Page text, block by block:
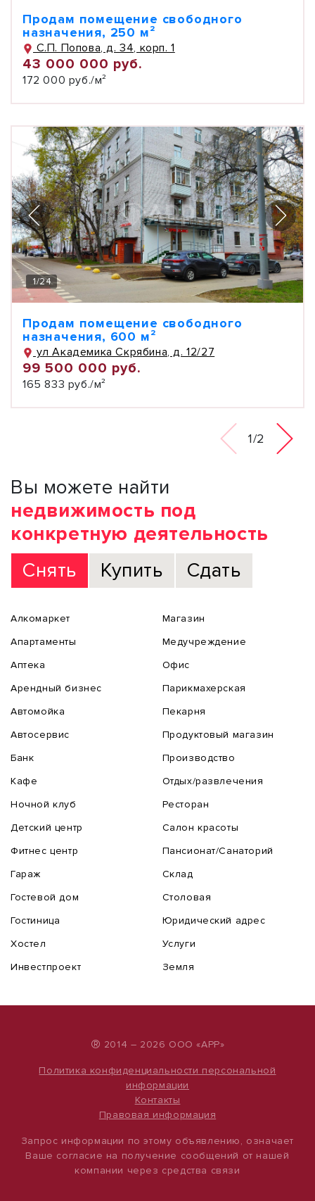
Продам помещение свободного
назначения, 250 м²
С.П. Попова, д. 34, корп. 1
43 000 000 руб.
172 000 руб./м²
1/24
Продам помещение свободного
назначения, 600 м²
ул Академика Скрябина, д. 12/27
99 500 000 руб.
165 833 руб./м²
1/2
Вы можете найти
недвижимость под
конкретную деятельность
Снять
Купить Сдать
Алкомаркет
Апартаменты
Аптека
Арендный бизнес
Автомойка
Автосервис
Банк
Кафе
Ночной клуб
Детский центр
Фитнес центр
Гараж
Гостевой дом
Гостиница
Хостел
Инвестпроект
Магазин
Медучреждение
Офис
Парикмахерская
Пекарня
Продуктовый магазин
Производство
Отдых/развлечения
Ресторан
Салон красоты
Пансионат/Санаторий
Склад
Столовая
Юридический адрес
Услуги
Земля
® 2014 – 2026 ООО «АРР»
Политика конфиденциальности персональной
информации
Контакты
Правовая информация
Запрос информации по этому объявлению, означает
Ваше согласие на получение сообщений от нашей
компании через средства связи